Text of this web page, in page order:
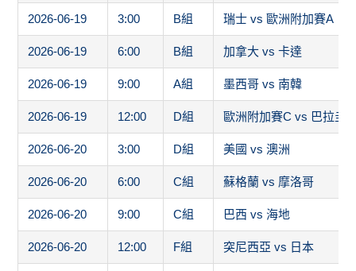
2026-06-19 3:00 B組 瑞士 vs 歐洲附加賽A
2026-06-19 6:00 B組 加拿大 vs 卡達
2026-06-19 9:00 A組 墨西哥 vs 南韓
2026-06-19 12:00 D組 歐洲附加賽C vs 巴拉圭
2026-06-20 3:00 D組 美國 vs 澳洲
2026-06-20 6:00 C組 蘇格蘭 vs 摩洛哥
2026-06-20 9:00 C組 巴西 vs 海地
2026-06-20 12:00 F組 突尼西亞 vs 日本